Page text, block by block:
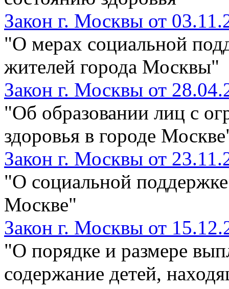
Закон г. Москвы от
"О мерах социальной
жителей города Москвы"
Закон г. Москвы от
"Об образовании лиц с
здоровья в городе
Закон г. Москвы от
"О социальной
Москве"
Закон г. Москвы от
"О порядке и размере
содержание детей,